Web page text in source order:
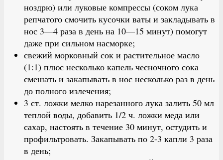
ноздрю) или луковые компрессы (соком лука
репчатого смочить кусочки ваты и закладывать в
нос 3—4 раза в день на 10—15 минут) помогут
даже при сильном насморке;
свежий морковный сок и растительное масло
(1:1) плюс несколько капель чесночного сока
смешать и закапывать в нос несколько раз в день
до полного излечения;
3 ст. ложки мелко нарезанного лука залить 50 мл
теплой воды, добавить 1/2 ч. ложки меда или
сахар, настоять в течение 30 минут, остудить и
профильтровать. Закапывать по 2-3 капли 3 раза
в день;